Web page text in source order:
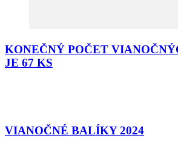
KONEČNÝ POČET
JE 67 KS
VIANOČNÉ BALÍKY 2024